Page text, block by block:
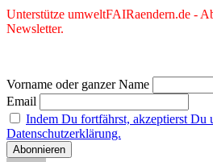
Unterstütze umweltFAIRaendern.de -
Newsletter.
Vorname oder ganzer Name
Email
Indem Du fortfährst, akzeptierst Du
Datenschutzerklärung.